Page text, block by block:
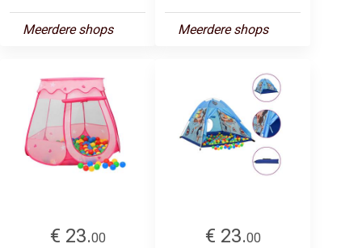
Meerdere shops Meerdere shops
€ 23.00
€ 23.00